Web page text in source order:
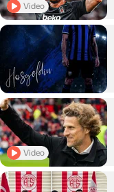
Video
Video